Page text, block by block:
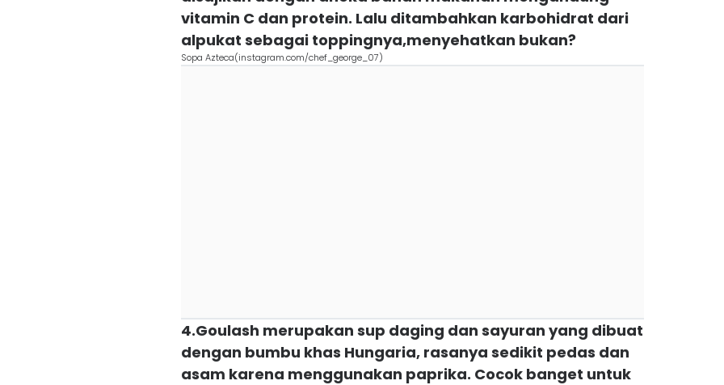
vitamin C dan protein. Lalu ditambahkan karbohidrat dari
alpukat sebagai toppingnya,menyehatkan bukan?
Sopa Azteca(instagram.com/chef_george_07)
4.Goulash merupakan sup daging dan sayuran yang dibuat
dengan bumbu khas Hungaria, rasanya sedikit pedas dan
asam karena menggunakan paprika. Cocok banget untuk